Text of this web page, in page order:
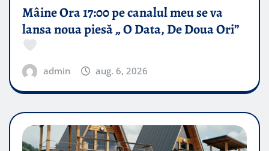
Mâine Ora 17:00 pe canalul meu se va
lansa noua piesă „ O Data, De Doua Ori”
admin aug. 6, 2026